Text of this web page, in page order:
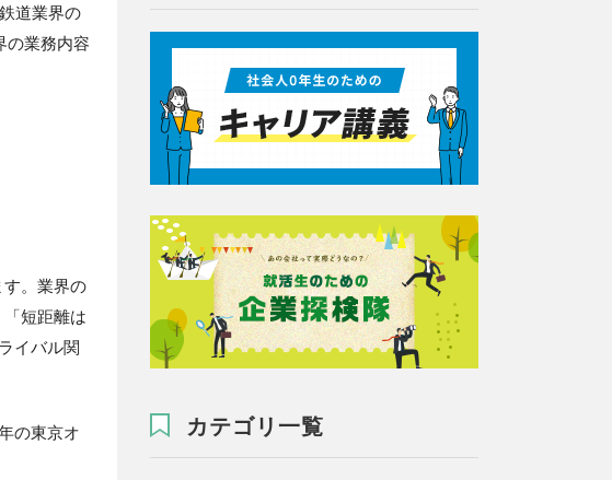
道業界の
の業務内容
。業界の
短距離は
イバル関
の東京オ
カテゴリ一覧